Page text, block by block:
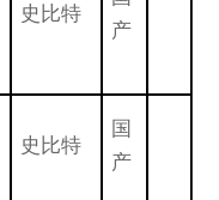
史比特
产
史比特
国
产